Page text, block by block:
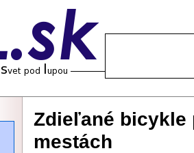
Zdieľané
mestách